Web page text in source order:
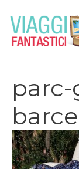
contenuto